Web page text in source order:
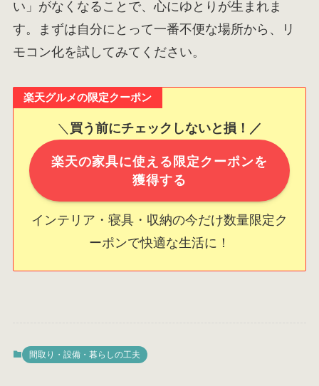
い」がなくなることで、心にゆとりが生まれま
す。まずは自分にとって一番不便な場所から、リ
モコン化を試してみてください。
楽天グルメの限定クーポン
＼ 買う前にチェックしないと損！／
楽天の家具に使える限定クーポンを
獲得する
インテリア・寝具・収納の今だけ数量限定ク
ーポンで快適な生活に！
間取り・設備・暮らしの工夫